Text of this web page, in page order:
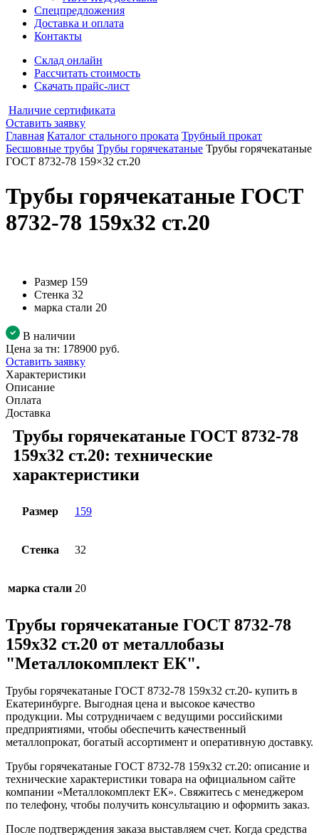
Спецпредложения
Доставка и оплата
Контакты
Склад онлайн
Рассчитать стоимость
Скачать прайс-лист
Наличие сертификата
Оставить заявку
Главная Каталог стального проката Трубный прокат
Бесшовные трубы Трубы горячекатаные Трубы горячекатаные
ГОСТ 8732-78 159×32 ст.20
Трубы горячекатаные ГОСТ
8732-78 159x32 ст.20
Размер 159
Стенка 32
марка стали 20
В наличии
Цена за тн: 178900 руб.
Оставить заявку
Характеристики
Описание
Оплата
Доставка
Трубы горячекатаные ГОСТ 8732-78
159x32 ст.20: технические
характеристики
Размер 159
Стенка 32
марка стали 20
Трубы горячекатаные ГОСТ 8732-78
159x32 ст.20 от металлобазы
"Металлокомплект ЕК".
Трубы горячекатаные ГОСТ 8732-78 159x32 ст.20- купить в
Екатеринбурге. Выгодная цена и высокое качество
продукции. Мы сотрудничаем с ведущими российскими
предприятиями, чтобы обеспечить качественный
металлопрокат, богатый ассортимент и оперативную доставку.
Трубы горячекатаные ГОСТ 8732-78 159x32 ст.20: описание и
технические характеристики товара на официальном сайте
компании «Металлокомплект ЕК». Свяжитесь с менеджером
по телефону, чтобы получить консультацию и оформить заказ.
После подтверждения заказа выставляем счет. Когда средства